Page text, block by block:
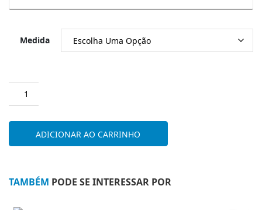
Medida
Emma
e
ADICIONAR AO CARRINHO
TAMBÉM PODE SE INTERESSAR POR